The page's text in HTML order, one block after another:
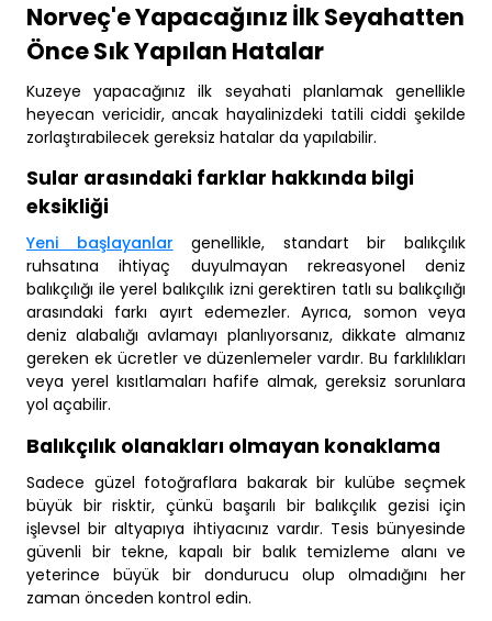
Norveç'e Yapacağınız İlk Seyahatten
Önce Sık Yapılan Hatalar
Kuzeye yapacağınız ilk seyahati planlamak genellikle
heyecan vericidir, ancak hayalinizdeki tatili ciddi şekilde
zorlaştırabilecek gereksiz hatalar da yapılabilir.
Sular arasındaki farklar hakkında bilgi
eksikliği
Yeni başlayanlar genellikle, standart bir balıkçılık
ruhsatına ihtiyaç duyulmayan rekreasyonel deniz
balıkçılığı ile yerel balıkçılık izni gerektiren tatlı su balıkçılığı
arasındaki farkı ayırt edemezler. Ayrıca, somon veya
deniz alabalığı avlamayı planlıyorsanız, dikkate almanız
gereken ek ücretler ve düzenlemeler vardır. Bu farklılıkları
veya yerel kısıtlamaları hafife almak, gereksiz sorunlara
yol açabilir.
Balıkçılık olanakları olmayan konaklama
Sadece güzel fotoğraflara bakarak bir kulübe seçmek
büyük bir risktir, çünkü başarılı bir balıkçılık gezisi için
işlevsel bir altyapıya ihtiyacınız vardır. Tesis bünyesinde
güvenli bir tekne, kapalı bir balık temizleme alanı ve
yeterince büyük bir dondurucu olup olmadığını her
zaman önceden kontrol edin.